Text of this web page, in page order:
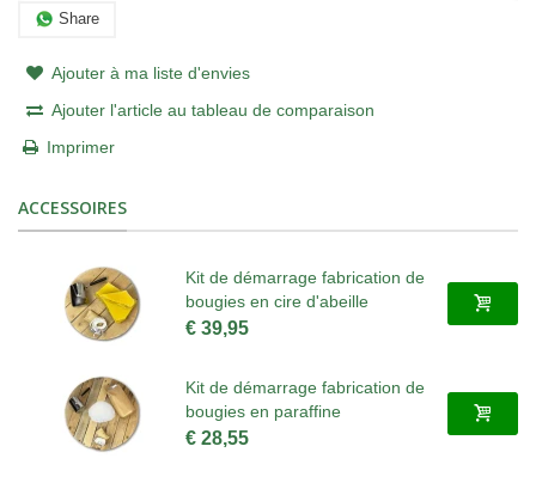
Share
Ajouter à ma liste d'envies
Ajouter l'article au tableau de comparaison
Imprimer
ACCESSOIRES
Kit de démarrage fabrication de
bougies en cire d'abeille
€ 39,95
Kit de démarrage fabrication de
bougies en paraffine
€ 28,55